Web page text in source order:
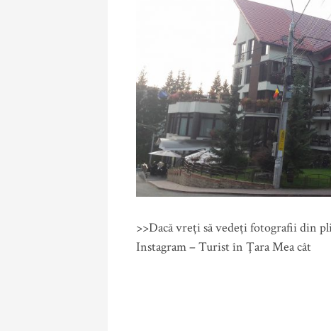
>>Dacă vreți să vedeți fotografii din
Instagram – Turist în Țara Mea cât